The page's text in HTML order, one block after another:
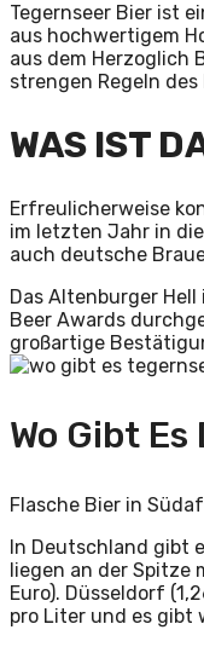
Tegernseer Bier ist
aus hochwertigem
aus dem Herzoglich
strengen Regeln
WAS IST
Erfreulicherweise
im letzten Jahr in
auch deutsche
Das Altenburger
Beer Awards
großartige
Wo Gibt
Flasche Bier in
In Deutschland gibt
liegen an der Spitze
Euro). Düsseldorf
pro Liter und es gibt